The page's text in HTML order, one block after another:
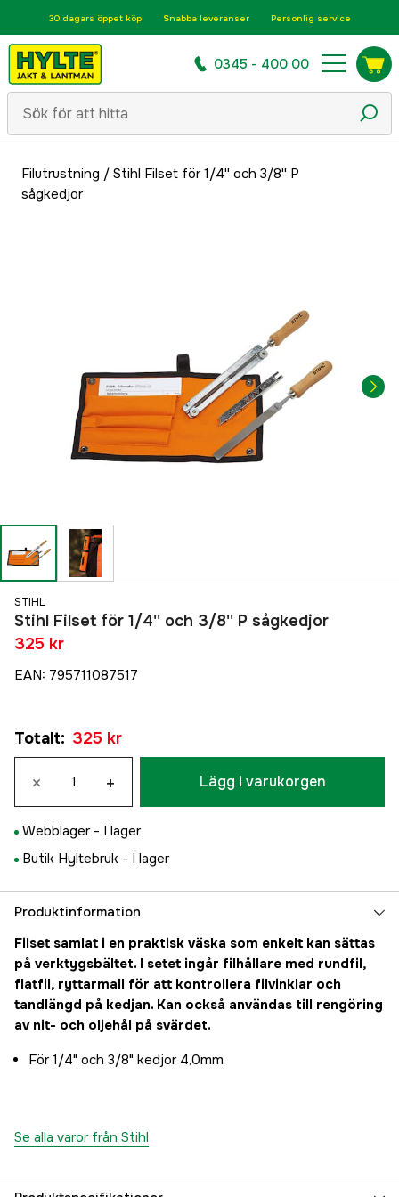
30 dagars öppet köp Snabba leveranser Personlig service
0345 - 400 00
Filutrustning / Stihl Filset för 1/4'' och 3/8'' P
sågkedjor
STIHL
Stihl Filset för 1/4'' och 3/8'' P sågkedjor
325 kr
EAN: 795711087517
Totalt: 325 kr
× + Lägg i varukorgen
Webblager - I lager
Butik Hyltebruk - I lager
Produktinformation
Filset samlat i en praktisk väska som enkelt kan sättas
på verktygsbältet. I setet ingår filhållare med rundfil,
flatfil, ryttarmall för att kontrollera filvinklar och
tandlängd på kedjan. Kan också användas till rengöring
av nit- och oljehål på svärdet.
För 1/4" och 3/8" kedjor 4,0mm
Se alla varor från Stihl